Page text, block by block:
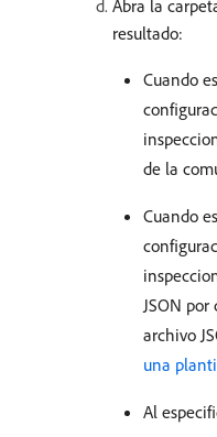
Abra la
resultado:
Cuando
de la
Cuando
JSON
archivo
una
Al